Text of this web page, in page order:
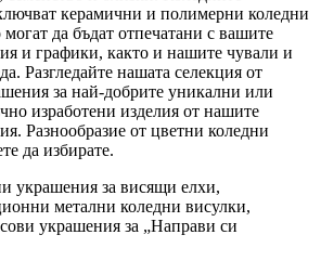
керамични и полимерни коледни
могат да бъдат отпечатани с вашите
и графики, както и нашите чували и
Разгледайте нашата селекция от
за най-добрите уникални или
изработени изделия от нашите
Разнообразие от цветни коледни
да избирате.